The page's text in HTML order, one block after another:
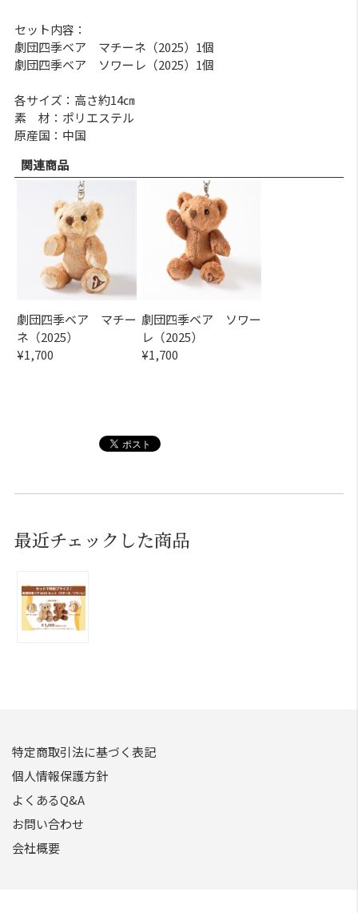
セット内容：
劇団四季ベア マチーネ（2025）1個
劇団四季ベア ソワーレ（2025）1個
各サイズ：高さ約14㎝
素 材：ポリエステル
原産国：中国
関連商品
劇団四季ベア マチー
ネ（2025）
¥1,700
劇団四季ベア ソワー
レ（2025）
¥1,700
最近チェックした商品
特定商取引法に基づく表記
個人情報保護方針
よくあるQ&A
お問い合わせ
会社概要